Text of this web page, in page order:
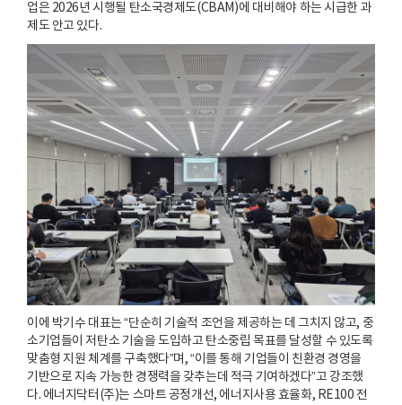
업은 2026년 시행될 탄소국경제도(CBAM)에 대비해야 하는 시급한 과
제도 안고 있다.
이에 박기수 대표는 “단순히 기술적 조언을 제공하는 데 그치지 않고, 중
소기업들이 저탄소 기술을 도입하고 탄소중립 목표를 달성할 수 있도록
맞춤형 지원 체계를 구축했다”며, “이를 통해 기업들이 친환경 경영을
기반으로 지속 가능한 경쟁력을 갖추는데 적극 기여하겠다”고 강조했
다. 에너지닥터(주)는 스마트 공정개선, 에너지사용 효율화, RE100 전